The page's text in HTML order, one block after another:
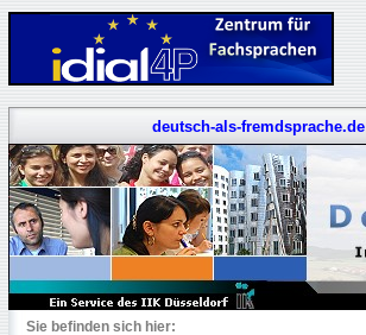
deutsch-als-fremdsprache.de
Sie befinden sich hier: